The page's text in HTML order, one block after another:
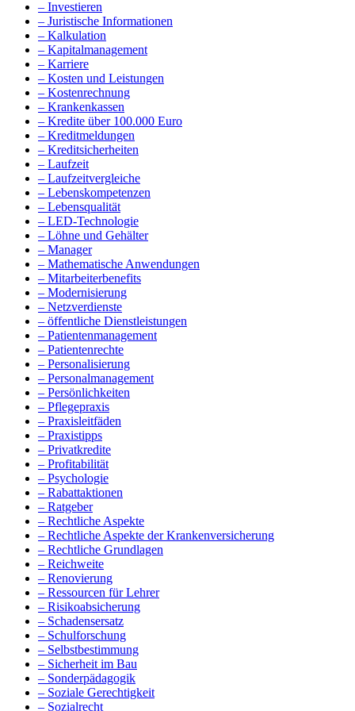
– Investieren
– Juristische Informationen
– Kalkulation
– Kapitalmanagement
– Karriere
– Kosten und Leistungen
– Kostenrechnung
– Krankenkassen
– Kredite über 100.000 Euro
– Kreditmeldungen
– Kreditsicherheiten
– Laufzeit
– Laufzeitvergleiche
– Lebenskompetenzen
– Lebensqualität
– LED-Technologie
– Löhne und Gehälter
– Manager
– Mathematische Anwendungen
– Mitarbeiterbenefits
– Modernisierung
– Netzverdienste
– öffentliche Dienstleistungen
– Patientenmanagement
– Patientenrechte
– Personalisierung
– Personalmanagement
– Persönlichkeiten
– Pflegepraxis
– Praxisleitfäden
– Praxistipps
– Privatkredite
– Profitabilität
– Psychologie
– Rabattaktionen
– Ratgeber
– Rechtliche Aspekte
– Rechtliche Aspekte der Krankenversicherung
– Rechtliche Grundlagen
– Reichweite
– Renovierung
– Ressourcen für Lehrer
– Risikoabsicherung
– Schadensersatz
– Schulforschung
– Selbstbestimmung
– Sicherheit im Bau
– Sonderpädagogik
– Soziale Gerechtigkeit
– Sozialrecht